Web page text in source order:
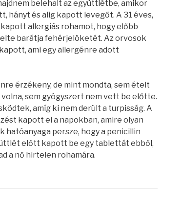
belehalt az együttlétbe, amikor
hányt és alig kapott levegőt. A 31 éves,
allergiás rohamot, hogy előbb
barátja fehérjelöketét. Az orvosok
ami egy allergénre adott
érzékeny, de mint mondta, sem ételt
sem gyógyszert nem vett be előtte.
amíg ki nem derült a turpisság. A
kapott el a napokban, amire olyan
hatóanyaga persze, hogy a penicillin
előtt kapott be egy tablettát ebből,
a nő hirtelen rohamára.